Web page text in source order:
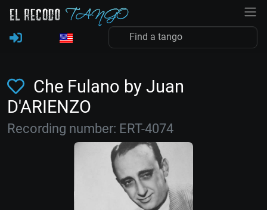
Che Fulano by Juan
D'ARIENZO
Recording number: ERT-4074